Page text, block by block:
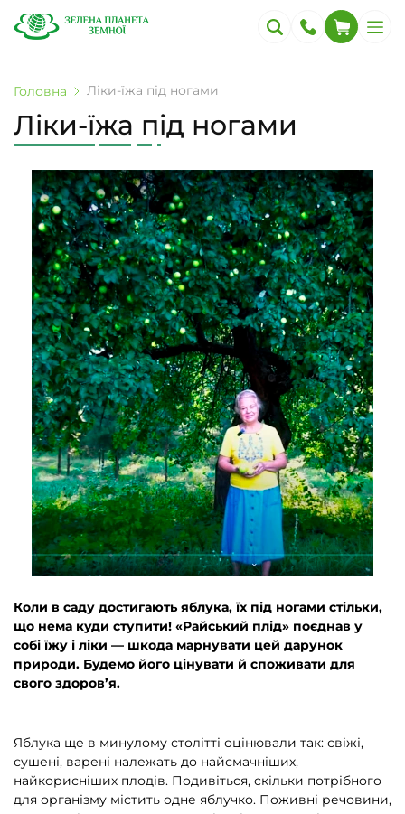
Головна Ліки-їжа під ногами
Ліки-їжа під ногами
Коли в саду достигають яблука, їх під ногами стільки,
що нема куди ступити! «Райський плід» поєднав у
собі їжу і ліки — шкода марнувати цей дарунок
природи. Будемо його цінувати й споживати для
свого здоров’я.
Яблука ще в минулому столітті оцінювали так: свіжі,
сушені, варені належать до найсмачніших,
найкорисніших плодів. Подивіться, скільки потрібного
для організму містить одне яблучко. Поживні речовини,